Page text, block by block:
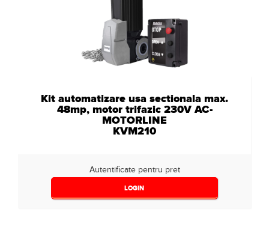
Kit automatizare usa sectionala max.
48mp, motor trifazic 230V AC-
MOTORLINE
KVM210
Autentificate pentru pret
LOGIN